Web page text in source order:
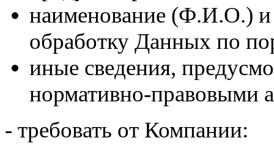
наименование (Ф.И.О.) и
обработку Данных по
иные сведения,
нормативно-правовыми
- требовать от Компании: